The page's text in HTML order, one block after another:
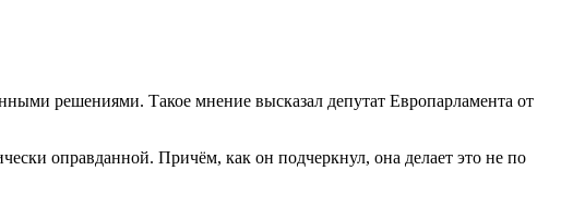
решениями. Такое мнение высказал депутат Европарламента от
оправданной. Причём, как он подчеркнул, она делает это не по